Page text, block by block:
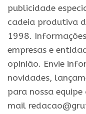
publicidade
cadeia produtiva
1998.
empresas e
opinião. Envie
novidades,
para nossa
mail